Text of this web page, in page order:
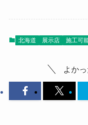
北海道 展示店 施工可
よか